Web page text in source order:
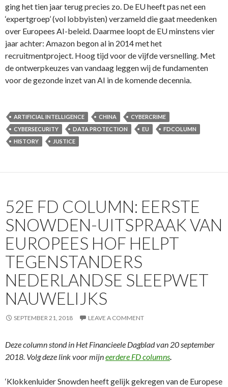
ging het tien jaar terug precies zo. De EU heeft pas net een
‘expertgroep’ (vol lobbyisten) verzameld die gaat meedenken
over Europees AI-beleid. Daarmee loopt de EU minstens vier
jaar achter: Amazon begon al in 2014 met het
recruitmentproject. Hoog tijd voor de vijfde versnelling. Met
de ontwerpkeuzes van vandaag leggen wij de fundamenten
voor de gezonde inzet van AI in de komende decennia.
ARTIFICIAL INTELLIGENCE CHINA
CYBERCRIME
CYBERSECURITY
DATA PROTECTION EU
FDCOLUMN
HISTORY
JUSTICE
52E FD COLUMN: EERSTE
SNOWDEN-UITSPRAAK VAN
EUROPEES HOF HELPT
TEGENSTANDERS
NEDERLANDSE SLEEPWET
NAUWELIJKS
SEPTEMBER 21, 2018 LEAVE A COMMENT
Deze column stond in Het Financieele Dagblad van 20 september
2018. Volg deze link voor mijneerdere FD columns.
‘Klokkenluider Snowden heeft gelijk gekregen van de Europese